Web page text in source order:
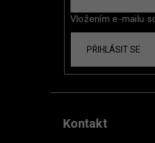
Vložením e-mailu
PŘIHLÁSIT SE
Kontakt